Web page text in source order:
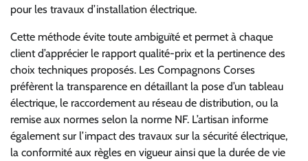
pour les travaux d’installation électrique.
Cette méthode évite toute ambiguïté et permet à chaque
client d’apprécier le rapport qualité-prix et la pertinence des
choix techniques proposés. Les Compagnons Corses
préfèrent la transparence en détaillant la pose d’un tableau
électrique, le raccordement au réseau de distribution, ou la
remise aux normes selon la norme NF. L’artisan informe
également sur l’impact des travaux sur la sécurité électrique,
la conformité aux règles en vigueur ainsi que la durée de vie